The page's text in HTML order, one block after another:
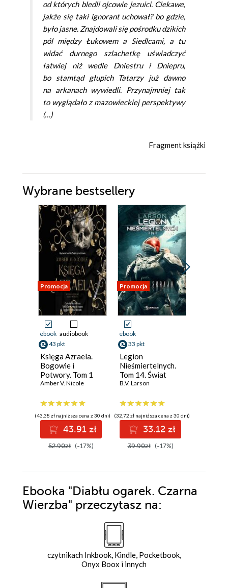
od których bledli ojcowie jezuici. Ciekawe,
jakże się taki ignorant uchował? bo gdzie,
było jasne. Znajdowali się pośrodku dzikich
pól między Łukowem a Siedlcami, a tu
widać durnego szlachetkę uświadczyć
łatwiej niż wedle Dniestru i Dniepru,
bo stamtąd głupich Tatarzy już dawno
na arkanach wywiedli. Przynajmniej tak
to wyglądało z mazowieckiej perspektywy
(…)
Fragment książki
Wybrane bestsellery
Promocja
ebook audiobook
43 pkt
Księga Azraela.
Bogowie i
Potwory. Tom 1
Amber V. Nicole
(43,38 zł najniższa cena z 30 dni)
43.91 zł
52.90zł (-17%)
Promocja
ebook
33 pkt
Legion
Nieśmiertelnych.
Tom 14. Świat
Skraju
B.V. Larson
(32,72 zł najniższa cena z 30 dni)
33.12 zł
39.90zł (-17%)
Ebooka "Diabłu ogarek. Czarna
Wierzba" przeczytasz na:
czytnikach Inkbook, Kindle, Pocketbook,
Onyx Boox i innych